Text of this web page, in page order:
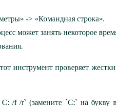
-> «Командная строка».
может занять некоторое
инструмент проверяет
/f /r` (замените `C:` на букву